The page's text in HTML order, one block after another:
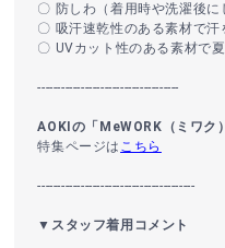
〇 防しわ（着用時や洗濯後に
〇 吸汗速乾性のある素材で汗
〇 UVカット性のある素材で
------------------------------------
AOKIの「MeWORK（ミワク
特集ページは こちら
----------------------------------------
▼スタッフ着用コメント